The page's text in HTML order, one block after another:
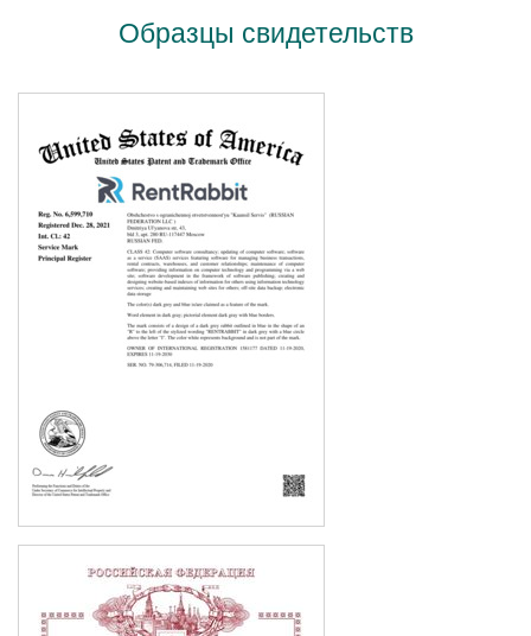
Образцы свидетельств